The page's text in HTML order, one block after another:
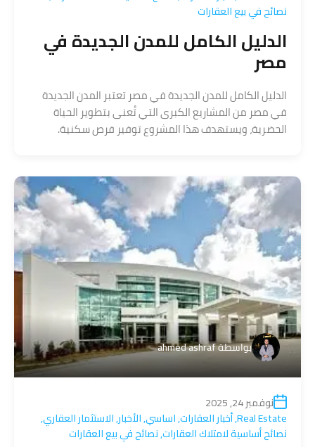
نصائح في بيع العقارات
الدليل الكامل للمدن الجديدة في
مصر
الدليل الكامل للمدن الجديدة في مصر تعتبر المدن الجديدة
في مصر من المشاريع الكبرى التي تُعنى بتطوير الحياة
الحضرية، ويستهدف هذا المشروع توفير فرص سكنية.
بواسطةahmed ashraf
نوفمبر 24, 2025
Real Estate
,أخبار العقارات,اساسي,الأخبار,الاستثمار العقاري,
نصائح أساسية لامتلاك العقارات,نصائح في بيع العقارات